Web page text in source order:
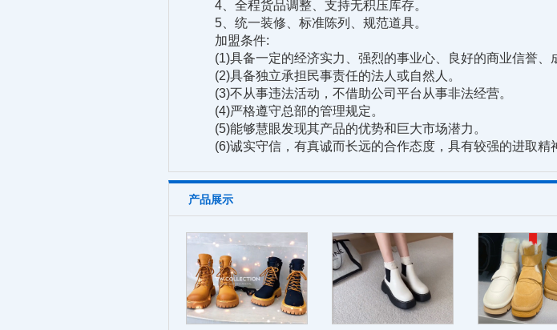
4、全程货品调整、支持无积压库存。
5、统一装修、标准陈列、规范道具。
加盟条件:
(1)具备一定的经济实力、强烈的事业心、良好的商业信誉、
(2)具备独立承担民事责任的法人或自然人。
(3)不从事违法活动，不借助公司平台从事非法经营。
(4)严格遵守总部的管理规定。
(5)能够慧眼发现其产品的优势和巨大市场潜力。
(6)诚实守信，有真诚而长远的合作态度，具有较强的进取精
产品展示